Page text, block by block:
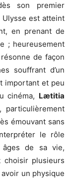
son premier
est atteint
en prenant de
; heureusement
de façon
souffrant d’un
important et peu
cinéma, Lætitia
particulièrement
émouvant sans
le rôle
âges de sa vie,
choisir plusieurs
un physique